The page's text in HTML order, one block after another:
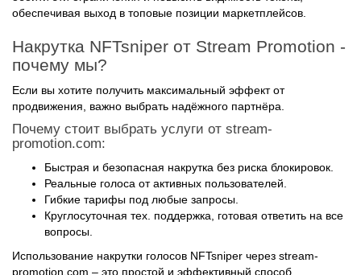
обойти эти ограничения и повысить видимость токена,
Накрутка NFTsniper от Stream Promotion -
почему мы?
Если вы хотите получить максимальный эффект от
Почему стоит выбрать услуги от stream-
promotion.com:
Быстрая и безопасная накрутка без риска блокировок.
Реальные голоса от активных пользователей.
Гибкие тарифы под любые запросы.
Использование накрутки голосов NFTsniper через stream-